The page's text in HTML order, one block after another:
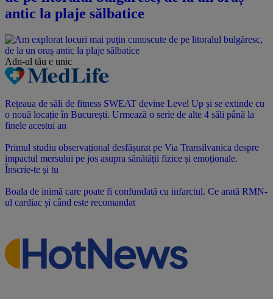
antic la plaje sălbatice
Adn-ul tău e unic
Rețeaua de săli de fitness SWEAT devine Level Up și se extinde cu
o nouă locație în București. Urmează o serie de alte 4 săli până la
finele acestui an
Primul studiu observațional desfășurat pe Via Transilvanica despre
impactul mersului pe jos asupra sănătății fizice și emoționale.
Înscrie-te și tu
Boala de inimă care poate fi confundată cu infarctul. Ce arată RMN-
ul cardiac și când este recomandat